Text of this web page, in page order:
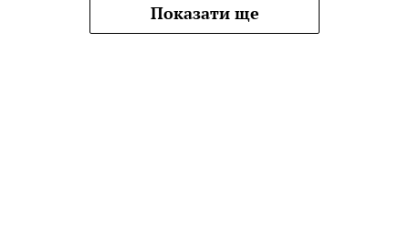
Показати ще